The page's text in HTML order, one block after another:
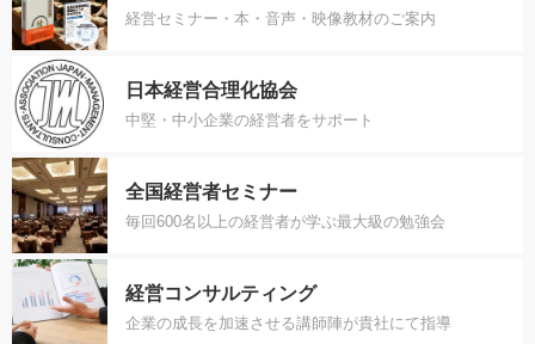
経営セミナー・本・音声・映像教材のご案内
日本経営合理化協会
中堅・中小企業の経営者をサポート
全国経営者セミナー
毎回600名以上の経営者が学ぶ最大級の勉強会
経営コンサルティング
企業の成長を加速させる講師陣が貴社にて指導